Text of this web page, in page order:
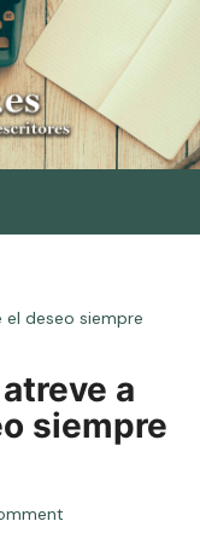
deseo siempre
a
siempre